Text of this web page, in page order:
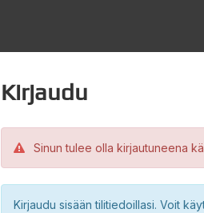
Kirjaudu
Sinun tulee olla kirjautuneena
Kirjaudu sisään tilitiedoillasi. Voit